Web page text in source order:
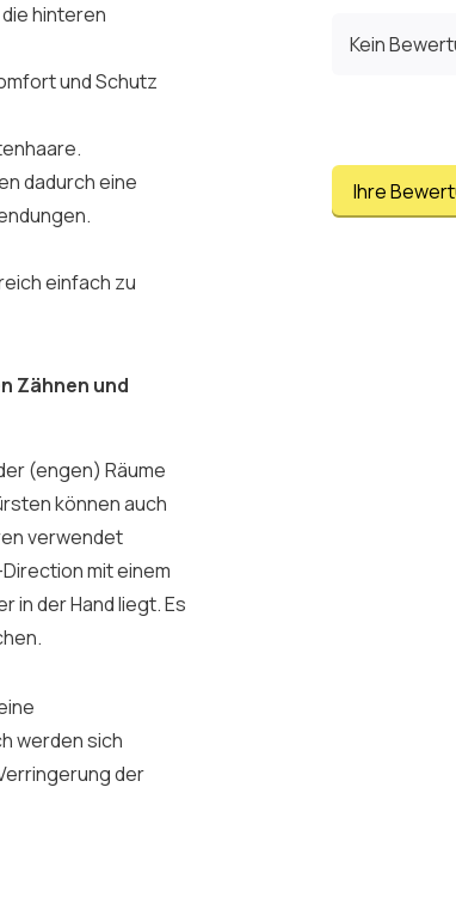
hinteren
und Schutz
dadurch eine
einfach zu
Zähnen und
(engen) Räume
können auch
verwendet
mit einem
der Hand liegt. Es
werden sich
der
Kein
Ihre